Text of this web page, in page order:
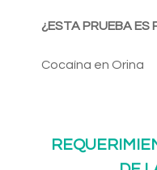
¿ESTA PRUEBA ES
Cocaína en Orina